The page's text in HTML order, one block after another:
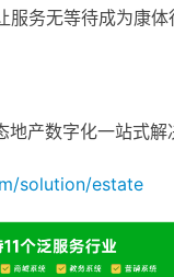
服务无等待成为康体
地产数字化一站式解
solution/estate